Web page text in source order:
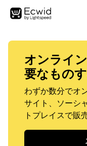
オンライ
要なもの
わずか数分でオ
サイト、ソーシ
トプレイスで販